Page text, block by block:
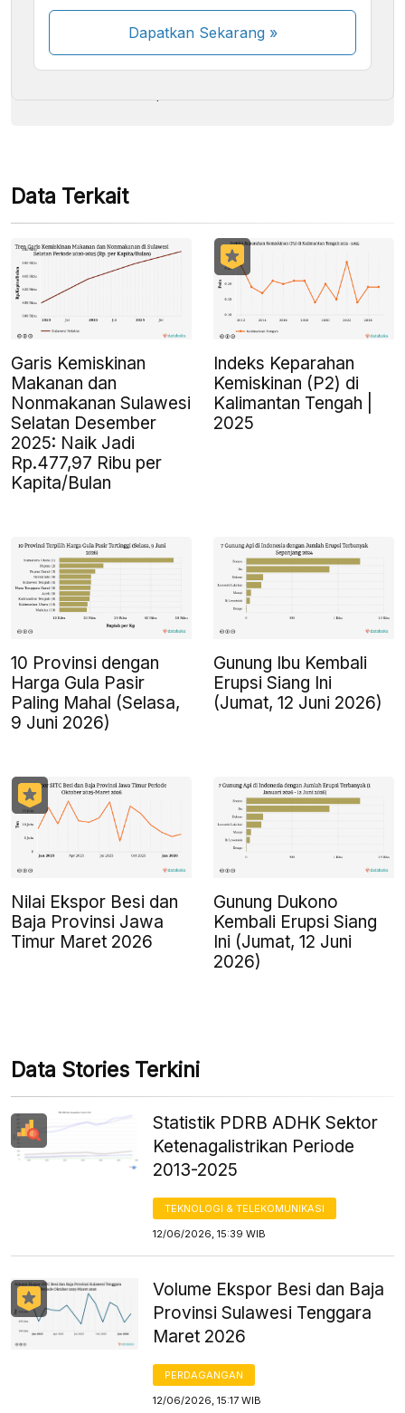
Dapatkan Sekarang»
Beberapa metode pembayaran masih dalam
Data Terkait
Garis Kemiskinan
Makanan dan
Nonmakanan Sulawesi
Selatan Desember
2025: Naik Jadi
Rp.477,97 Ribu per
Kapita/Bulan
Indeks Keparahan
Kemiskinan (P2) di
Kalimantan Tengah |
2025
10 Provinsi dengan
Harga Gula Pasir
Paling Mahal (Selasa,
9 Juni 2026)
Gunung Ibu Kembali
Erupsi Siang Ini
(Jumat, 12 Juni 2026)
Nilai Ekspor Besi dan
Baja Provinsi Jawa
Timur Maret 2026
Gunung Dukono
Kembali Erupsi Siang
Ini (Jumat, 12 Juni
2026)
Data Stories Terkini
Statistik PDRB ADHK Sektor
Ketenagalistrikan Periode
2013-2025
TEKNOLOGI & TELEKOMUNIKASI
12/06/2026, 15:39 WIB
Volume Ekspor Besi dan Baja
Provinsi Sulawesi Tenggara
Maret 2026
PERDAGANGAN
12/06/2026, 15:17 WIB